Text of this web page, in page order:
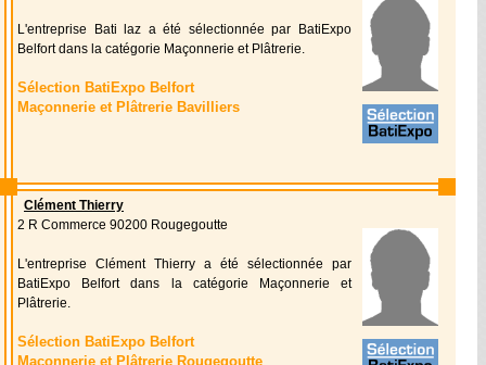
L'entreprise Bati laz a été sélectionnée par BatiExpo
Belfort dans la catégorie Maçonnerie et Plâtrerie.
Sélection BatiExpo Belfort
Maçonnerie et Plâtrerie Bavilliers
Clément Thierry
2 R Commerce 90200 Rougegoutte
L'entreprise Clément Thierry a été sélectionnée par
BatiExpo Belfort dans la catégorie Maçonnerie et
Plâtrerie.
Sélection BatiExpo Belfort
Maçonnerie et Plâtrerie Rougegoutte